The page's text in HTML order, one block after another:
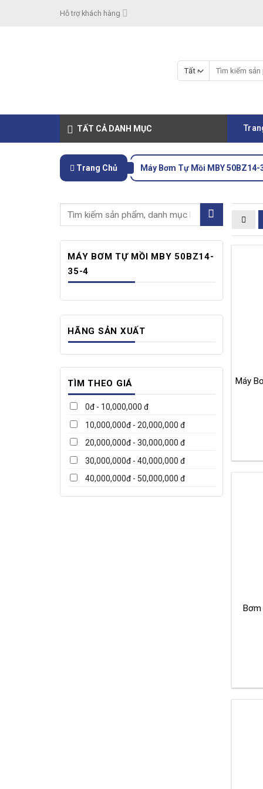
Hỗ trợ khách hàng
kiếm:
TẤT CẢ DANH MỤC
Trang Chủ Máy Bơm Tự Mồi MBY 50BZ14-
MÁY BƠM TỰ MỒI MBY 50BZ14-
35-4
HÃNG SẢN XUẤT
TÌM THEO GIÁ
0đ - 10,000,000 đ
10,000,000đ - 20,000,000 đ
20,000,000đ - 30,000,000 đ
30,000,000đ - 40,000,000 đ
40,000,000đ - 50,000,000 đ
Máy